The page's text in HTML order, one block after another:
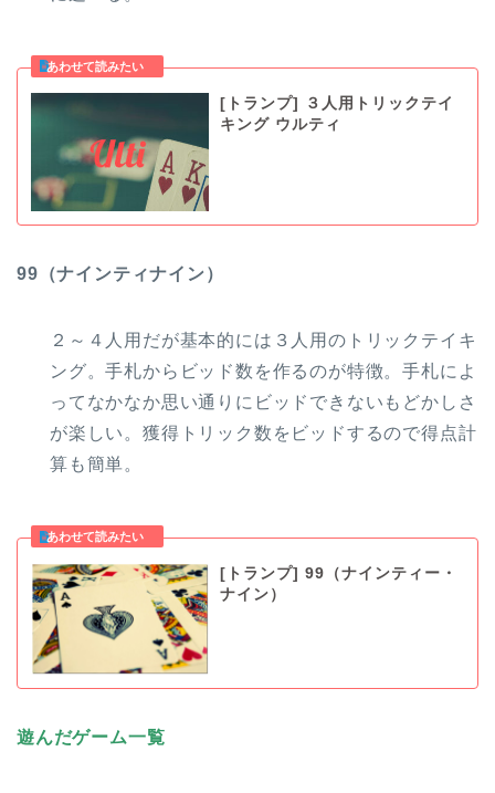
[トランプ] ３人用トリックテイ
キング ウルティ
99（ナインティナイン）
２～４人用だが基本的には３人用のトリックテイキ
ング。手札からビッド数を作るのが特徴。手札によ
ってなかなか思い通りにビッドできないもどかしさ
が楽しい。獲得トリック数をビッドするので得点計
算も簡単。
[トランプ] 99（ナインティー・
ナイン）
遊んだゲーム一覧